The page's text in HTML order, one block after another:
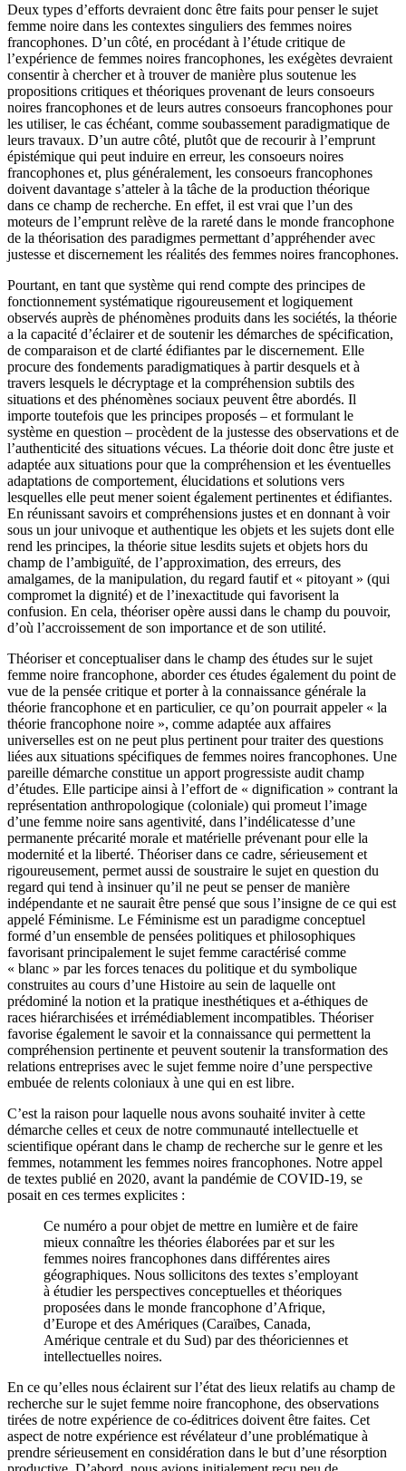
Deux types d’efforts devraient donc être faits pour penser le sujet
femme noire dans les contextes singuliers des femmes noires
francophones. D’un côté, en procédant à l’étude critique de
l’expérience de femmes noires francophones, les exégètes devraient
consentir à chercher et à trouver de manière plus soutenue les
propositions critiques et théoriques provenant de leurs consoeurs
noires francophones et de leurs autres consoeurs francophones pour
les utiliser, le cas échéant, comme soubassement paradigmatique de
leurs travaux. D’un autre côté, plutôt que de recourir à l’emprunt
épistémique qui peut induire en erreur, les consoeurs noires
francophones et, plus généralement, les consoeurs francophones
doivent davantage s’atteler à la tâche de la production théorique
dans ce champ de recherche. En effet, il est vrai que l’un des
moteurs de l’emprunt relève de la rareté dans le monde francophone
de la théorisation des paradigmes permettant d’appréhender avec
justesse et discernement les réalités des femmes noires francophones.
Pourtant, en tant que système qui rend compte des principes de
fonctionnement systématique rigoureusement et logiquement
observés auprès de phénomènes produits dans les sociétés, la théorie
a la capacité d’éclairer et de soutenir les démarches de spécification,
de comparaison et de clarté édifiantes par le discernement. Elle
procure des fondements paradigmatiques à partir desquels et à
travers lesquels le décryptage et la compréhension subtils des
situations et des phénomènes sociaux peuvent être abordés. Il
importe toutefois que les principes proposés – et formulant le
système en question – procèdent de la justesse des observations et de
l’authenticité des situations vécues. La théorie doit donc être juste et
adaptée aux situations pour que la compréhension et les éventuelles
adaptations de comportement, élucidations et solutions vers
lesquelles elle peut mener soient également pertinentes et édifiantes.
En réunissant savoirs et compréhensions justes et en donnant à voir
sous un jour univoque et authentique les objets et les sujets dont elle
rend les principes, la théorie situe lesdits sujets et objets hors du
champ de l’ambiguïté, de l’approximation, des erreurs, des
amalgames, de la manipulation, du regard fautif et « pitoyant » (qui
compromet la dignité) et de l’inexactitude qui favorisent la
confusion. En cela, théoriser opère aussi dans le champ du pouvoir,
d’où l’accroissement de son importance et de son utilité.
Théoriser et conceptualiser dans le champ des études sur le sujet
femme noire francophone, aborder ces études également du point de
vue de la pensée critique et porter à la connaissance générale la
théorie francophone et en particulier, ce qu’on pourrait appeler « la
théorie francophone noire », comme adaptée aux affaires
universelles est on ne peut plus pertinent pour traiter des questions
liées aux situations spécifiques de femmes noires francophones. Une
pareille démarche constitue un apport progressiste audit champ
d’études. Elle participe ainsi à l’effort de « dignification » contrant la
représentation anthropologique (coloniale) qui promeut l’image
d’une femme noire sans agentivité, dans l’indélicatesse d’une
permanente précarité morale et matérielle prévenant pour elle la
modernité et la liberté. Théoriser dans ce cadre, sérieusement et
rigoureusement, permet aussi de soustraire le sujet en question du
regard qui tend à insinuer qu’il ne peut se penser de manière
indépendante et ne saurait être pensé que sous l’insigne de ce qui est
appelé Féminisme. Le Féminisme est un paradigme conceptuel
formé d’un ensemble de pensées politiques et philosophiques
favorisant principalement le sujet femme caractérisé comme
« blanc » par les forces tenaces du politique et du symbolique
construites au cours d’une Histoire au sein de laquelle ont
prédominé la notion et la pratique inesthétiques et a-éthiques de
races hiérarchisées et irrémédiablement incompatibles. Théoriser
favorise également le savoir et la connaissance qui permettent la
compréhension pertinente et peuvent soutenir la transformation des
relations entreprises avec le sujet femme noire d’une perspective
embuée de relents coloniaux à une qui en est libre.
C’est la raison pour laquelle nous avons souhaité inviter à cette
démarche celles et ceux de notre communauté intellectuelle et
scientifique opérant dans le champ de recherche sur le genre et les
femmes, notamment les femmes noires francophones. Notre appel
de textes publié en 2020, avant la pandémie de COVID-19, se
posait en ces termes explicites :
Ce numéro a pour objet de mettre en lumière et de faire
mieux connaître les théories élaborées par et sur les
femmes noires francophones dans différentes aires
géographiques. Nous sollicitons des textes s’employant
à étudier les perspectives conceptuelles et théoriques
proposées dans le monde francophone d’Afrique,
d’Europe et des Amériques (Caraïbes, Canada,
Amérique centrale et du Sud) par des théoriciennes et
intellectuelles noires.
En ce qu’elles nous éclairent sur l’état des lieux relatifs au champ de
recherche sur le sujet femme noire francophone, des observations
tirées de notre expérience de co-éditrices doivent être faites. Cet
aspect de notre expérience est révélateur d’une problématique à
prendre sérieusement en considération dans le but d’une résorption